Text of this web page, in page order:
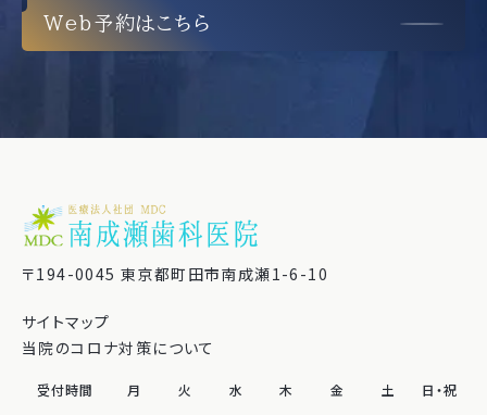
Web予約はこちら
〒194-0045 東京都町田市南成瀬1-6-10
サイトマップ
当院のコロナ対策について
受付時間 月 火 水 木 金 土 日・祝